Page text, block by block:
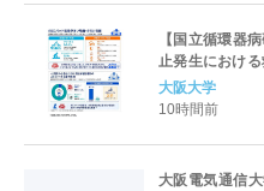
【国立循環器
止発生におけ
パッド装着と良
大阪大学
10時間前
大阪電気通信